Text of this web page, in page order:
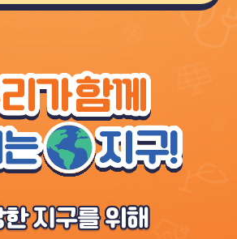
가 함께
지구!
지구를 위해